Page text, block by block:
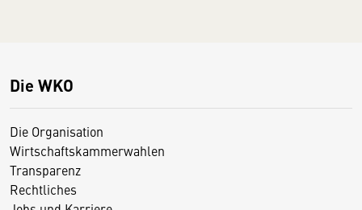
Die WKO
Die Organisation
Wirtschaftskammerwahlen
Transparenz
Rechtliches